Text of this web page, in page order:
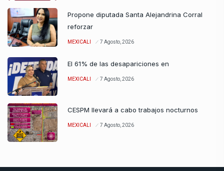
Propone diputada Santa Alejandrina Corral
reforzar
MEXICALI 7 Agosto, 2026
El 61% de las desapariciones en
MEXICALI 7 Agosto, 2026
CESPM llevará a cabo trabajos nocturnos
MEXICALI 7 Agosto, 2026